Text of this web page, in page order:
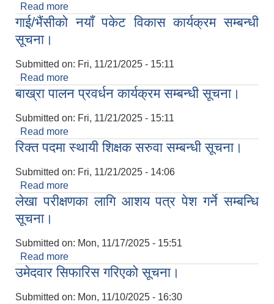
Read more
गाई/भैंसीको नयाँ पकेट विकास कार्यक्रम सम्बन्धी
सूचना।
Submitted on: Fri, 11/21/2025 - 15:11
Read more
सूचना।
बाख्रा पालन प्रवर्धन कार्यक्रम सम्बन्धी सूचना।
Submitted on: Fri, 11/21/2025 - 15:11
Read more
रिक्त पदमा स्थायी शिक्षक सरुवा सम्बन्धी सूचना।
Submitted on: Fri, 11/21/2025 - 14:06
Read more
लेखा परीक्षणका लागि आशय पत्र पेश गर्ने सम्बन्धि
सूचना।
Submitted on: Mon, 11/17/2025 - 15:51
Read more
सूचना।
उमेदवार सिफारिस गरिएको सूचना।
Submitted on: Mon, 11/10/2025 - 16:30